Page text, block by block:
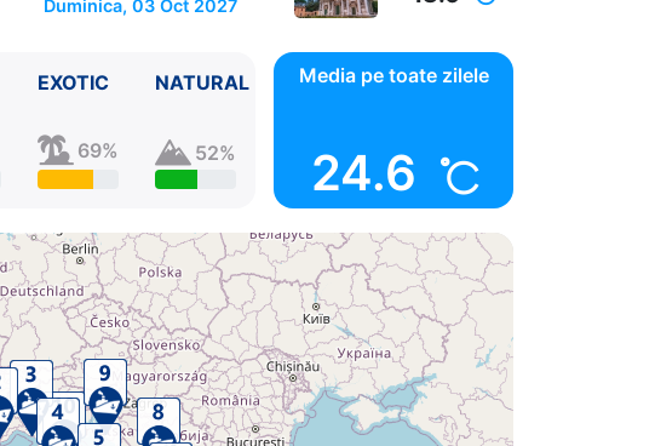
Duminica, 03 Oct 2027
EXOTIC
69%
NATURAL
52%
Media pe toate zilele
24.6